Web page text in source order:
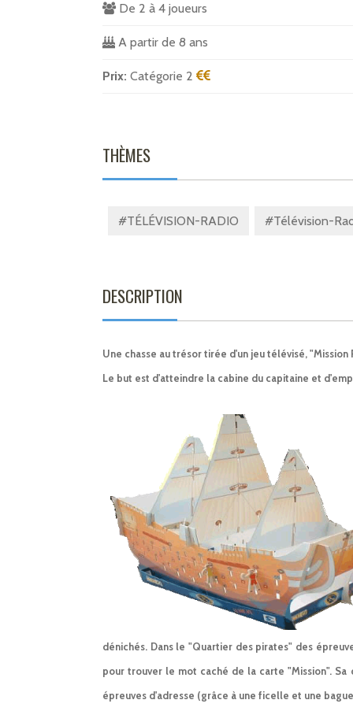
De 2 à 4 joueurs
A partir de 8 ans
Prix: Catégorie 2
THÈMES
#TÉLÉVISION-RADIO #Télévision-
DESCRIPTION
Une chasse au trésor tirée d'un jeu télévisé,
Le but est d'atteindre la cabine du capitaine et
dénichés. Dans le "Quartier des pirates" des
pour trouver le mot caché de la carte "Mission".
épreuves d'adresse (grâce à une ficelle et une